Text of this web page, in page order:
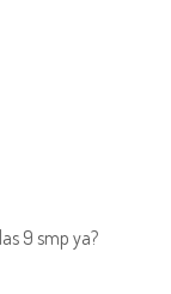
9 smp ya?